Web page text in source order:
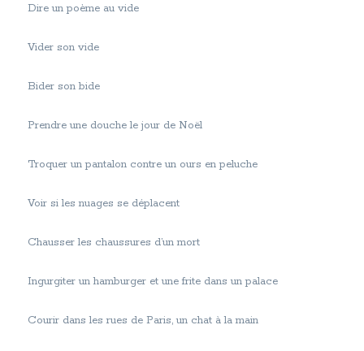
Dire un poème au vide
Vider son vide
Bider son bide
Prendre une douche le jour de Noël
Troquer un pantalon contre un ours en peluche
Voir si les nuages se déplacent
Chausser les chaussures d’un mort
Ingurgiter un hamburger et une frite dans un palace
Courir dans les rues de Paris, un chat à la main